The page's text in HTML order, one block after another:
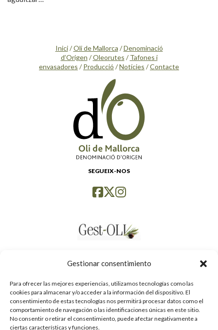
Gestionar consentimiento
Para ofrecer las mejores experiencias, utilizamos tecnologías como las
cookies para almacenar y/o acceder a la información del dispositivo. El
consentimiento de estas tecnologías nos permitirá procesar datos como el
comportamiento de navegación o las identificaciones únicas en este sitio.
No consentir o retirar el consentimiento, puede afectar negativamente a
ciertas características y funciones.
Inici/Oli de Mallorca /Denominació
d’Origen /Oleorutes / Tafones i
envasadores / Producció /Notícies /Contacte
SEGUEIX-NOS